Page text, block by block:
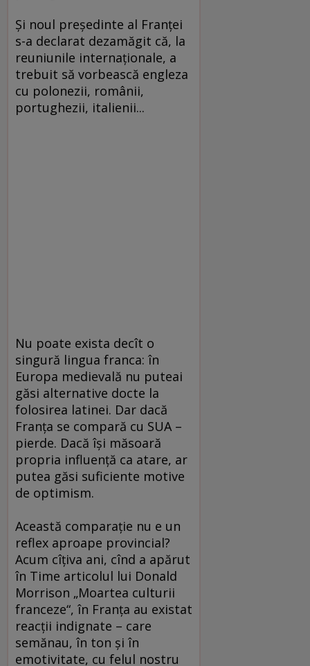
Şi noul preşedinte al Franţei
s-a declarat dezamăgit că, la
reuniunile internaţionale, a
trebuit să vorbească engleza
cu polonezii, românii,
portughezii, italienii...
Nu poate exista decît o
singură lingua franca: în
Europa medievală nu puteai
găsi alternative docte la
folosirea latinei. Dar dacă
Franţa se compară cu SUA –
pierde. Dacă îşi măsoară
propria influenţă ca atare, ar
putea găsi suficiente motive
de optimism.
Această comparaţie nu e un
reflex aproape provincial?
Acum cîţiva ani, cînd a apărut
în Time articolul lui Donald
Morrison „Moartea culturii
franceze“, în Franţa au existat
reacţii indignate – care
semănau, în ton şi în
emotivitate, cu felul nostru